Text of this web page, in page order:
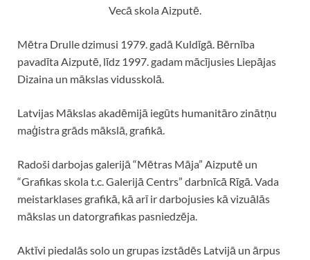
Vecā skola Aizputē.
Mētra Drulle dzimusi 1979. gadā Kuldīgā. Bērnība
pavadīta Aizputē, līdz 1997. gadam mācījusies Liepājas
Dizaina un mākslas vidusskolā.
Latvijas Mākslas akadēmijā iegūts humanitāro zinātņu
maģistra grāds mākslā, grafikā.
Radoši darbojas galerijā “Mētras Māja” Aizputē un
“Grafikas skola t.c. Galerijā Centrs” darbnīcā Rīgā. Vada
meistarklases grafikā, kā arī ir darbojusies kā vizuālās
mākslas un datorgrafikas pasniedzēja.
Aktīvi piedalās solo un grupas izstādēs Latvijā un ārpus